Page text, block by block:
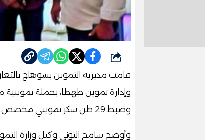
شارك
قامت مديرية التموين بسوهاج
وإدارة تموين طهطا، بحملة
وضبط 29 طن سكر تمويني مخصص للبطاقات التموينية، وتم اتخاذ الإجراءات القانونية حيالها.
وأوضح سامح التوني وكيل وزارة